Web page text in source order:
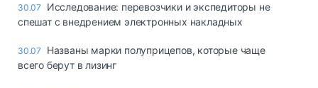
30.07
Исследование: перевозчики и экспедиторы не
спешат с внедрением электронных накладных
30.07
Названы марки полуприцепов, которые чаще
всего берут в лизинг